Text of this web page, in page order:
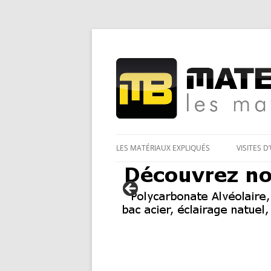
Matériaux et
LES MATÉRIAUX EXPLIQUÉS VISITES